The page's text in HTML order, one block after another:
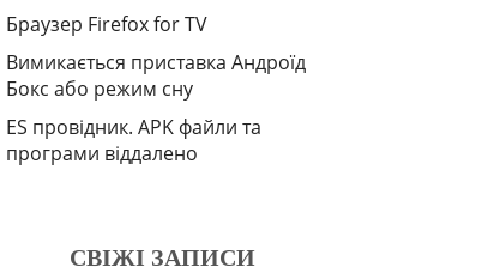
Браузер Firefox for TV
Вимикається приставка Андроїд
Бокс або режим сну
ES провідник. APK файли та
програми віддалено
СВІЖІ ЗАПИСИ